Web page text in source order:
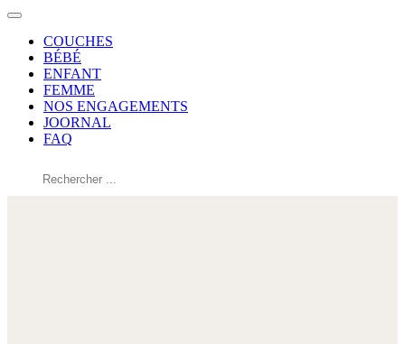
COUCHES
BÉBÉ
ENFANT
FEMME
NOS ENGAGEMENTS
JOORNAL
FAQ
Rechercher